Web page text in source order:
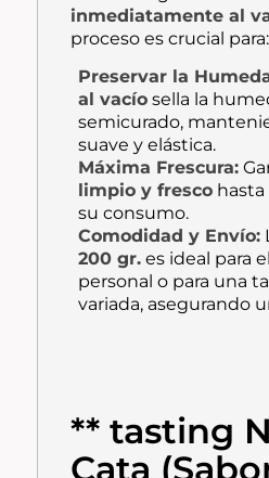
inmediatamente al
proceso es crucial para:
Preservar la
al vacío sella la
semicurado,
suave y elástica.
Máxima Frescura:
limpio y fresco
su consumo.
Comodidad y Envío:
200 gr. es ideal para
personal o para una
variada, asegurando
** tasting
Cata